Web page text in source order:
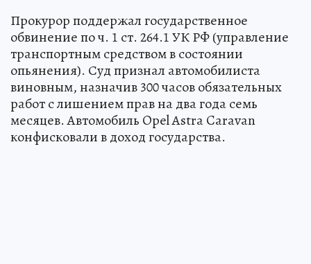
Прокурор поддержал государственное
обвинение по ч. 1 ст. 264.1 УК РФ (управление
транспортным средством в состоянии
опьянения). Суд признал автомобилиста
виновным, назначив 300 часов обязательных
работ с лишением прав на два года семь
месяцев. Автомобиль Opel Astra Caravan
конфисковали в доход государства.